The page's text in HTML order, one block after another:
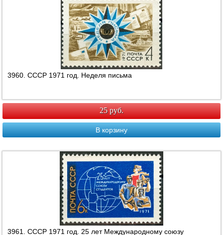
3960. СССР 1971 год. Неделя письма
25 руб.
В корзину
3961. СССР 1971 год. 25 лет Международному союзу